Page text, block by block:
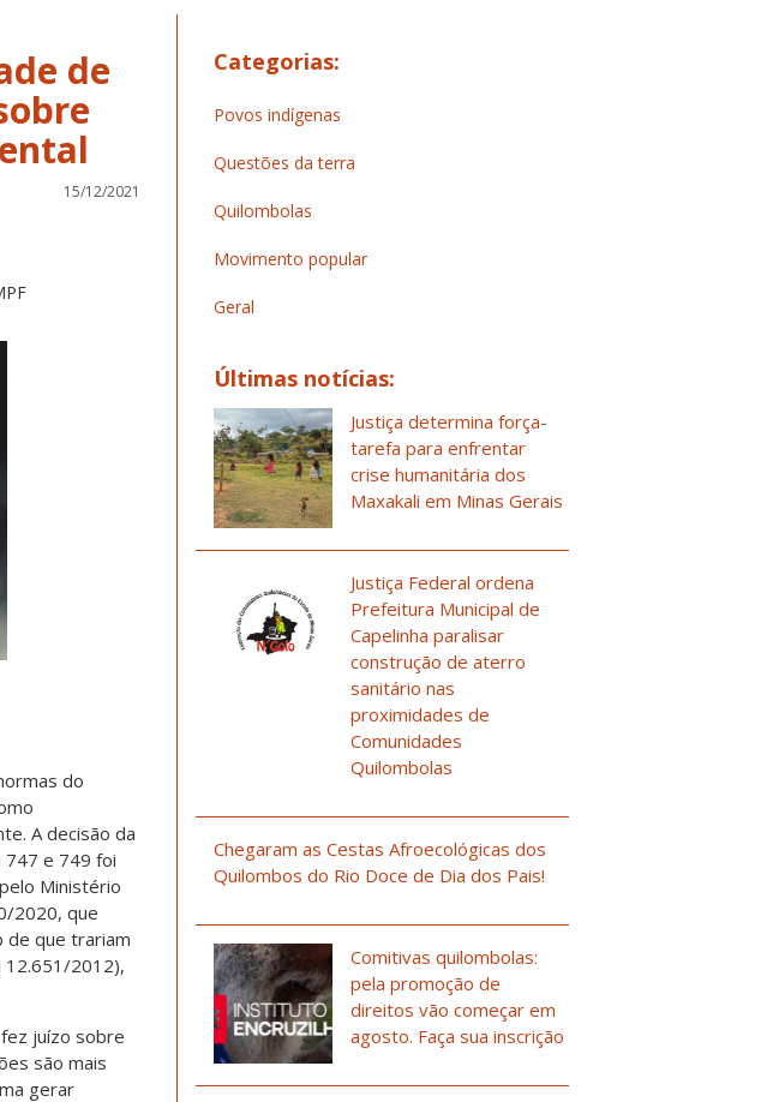
de
15/12/2021
do
A decisão da
747 e 749 foi
Ministério
2020, que
que trariam
12.651/2012),
juízo sobre
são mais
gerar
Categorias:
Povos indígenas
Questões da terra
Quilombolas
Movimento popular
Geral
Últimas notícias:
Justiça determina força-
tarefa para enfrentar
crise humanitária dos
Maxakali em Minas Gerais
Justiça Federal ordena
Prefeitura Municipal de
Capelinha paralisar
construção de aterro
sanitário nas
proximidades de
Comunidades
Quilombolas
Chegaram as Cestas Afroecológicas dos
Quilombos do Rio Doce de Dia dos Pais!
Comitivas quilombolas:
pela promoção de
direitos vão começar em
agosto. Faça sua inscrição